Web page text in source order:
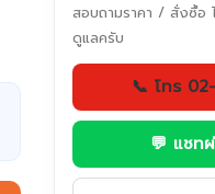
สอบถามราคา / สั่งซื้อ
ดูแลครับ
📞 โทร
💬 แชท